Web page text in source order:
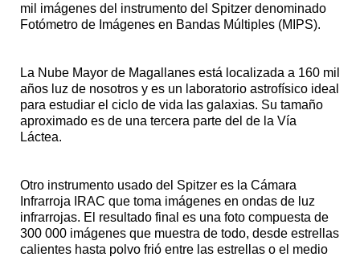
mil imágenes del instrumento del Spitzer denominado
Fotómetro de Imágenes en Bandas Múltiples (MIPS).
La Nube Mayor de Magallanes está localizada a 160 mil
años luz de nosotros y es un laboratorio astrofísico ideal
para estudiar el ciclo de vida las galaxias. Su tamaño
aproximado es de una tercera parte del de la Vía
Láctea.
Otro instrumento usado del Spitzer es la Cámara
Infrarroja IRAC que toma imágenes en ondas de luz
infrarrojas. El resultado final es una foto compuesta de
300 000 imágenes que muestra de todo, desde estrellas
calientes hasta polvo frió entre las estrellas o el medio